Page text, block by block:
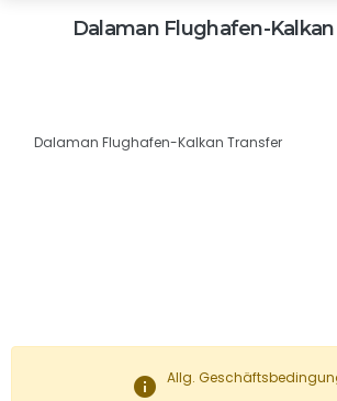
Dalaman Flughafen-
Dalaman Flughafen-Kalkan Transfer
info Allg.